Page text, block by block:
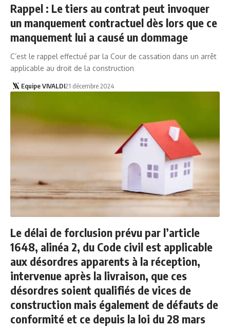
Rappel : Le tiers au contrat peut invoquer
un manquement contractuel dès lors que ce
manquement lui a causé un dommage
C’est le rappel effectué par la Cour de cassation dans un arrêt
applicable au droit de la construction
Equipe VIVALDI21 décembre 2024
Le délai de forclusion prévu par l’article
1648, alinéa 2, du Code civil est applicable
aux désordres apparents à la réception,
intervenue après la livraison, que ces
désordres soient qualifiés de vices de
construction mais également de défauts de
conformité et ce depuis la loi du 28 mars